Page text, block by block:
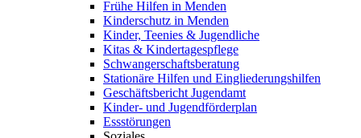
Frühe Hilfen in Menden
Kinderschutz in Menden
Kinder, Teenies & Jugendliche
Kitas & Kindertagespflege
Schwangerschaftsberatung
Stationäre Hilfen und Eingliederungshilfen
Geschäftsbericht Jugendamt
Kinder- und Jugendförderplan
Essstörungen